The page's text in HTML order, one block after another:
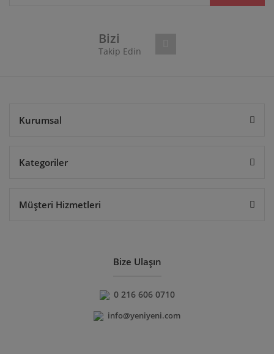
Bizi
Takip Edin
Kurumsal
Kategoriler
Müşteri Hizmetleri
Bize Ulaşın
0 216 606 0710
info@yeniyeni.com